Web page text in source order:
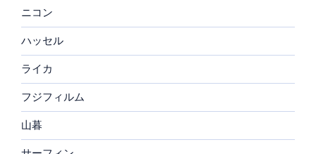
ニコン
ハッセル
ライカ
フジフィルム
山暮